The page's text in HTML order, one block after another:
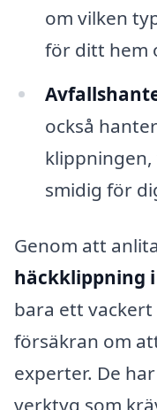
om vilken
för ditt hem
också
smidig för
Genom att
häckklippning
bara ett
försäkran om
experter. De
verktyg som